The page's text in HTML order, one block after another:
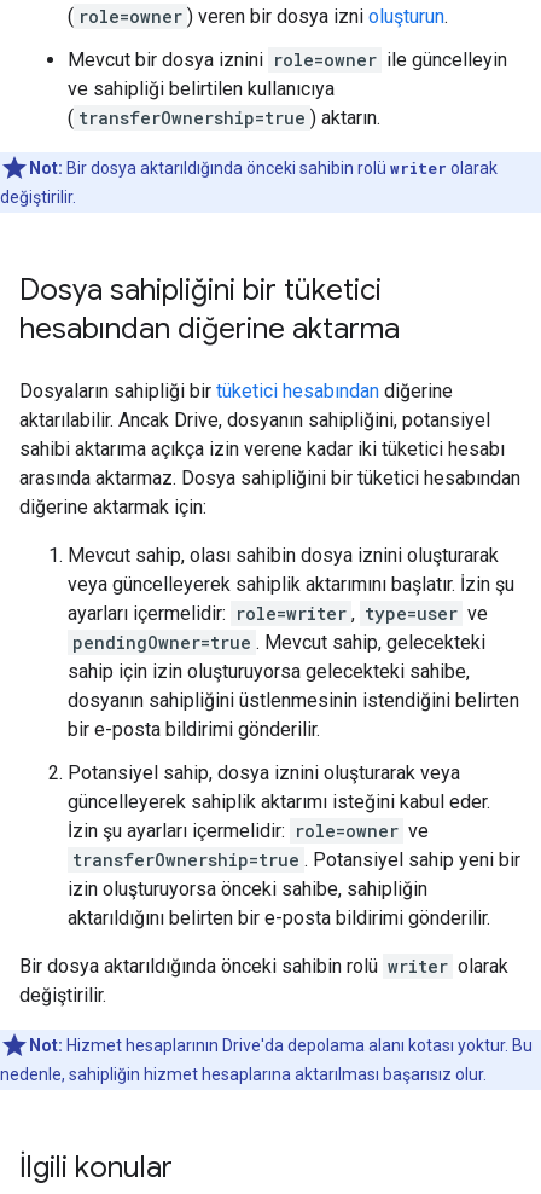
( role=owner ) veren bir dosya izni oluşturun.
Mevcut bir dosya iznini role=owner ile güncelleyin
ve sahipliği belirtilen kullanıcıya
( transferOwnership=true ) aktarın.
Not: Bir dosya aktarıldığında önceki sahibin rolü writer olarak
değiştirilir.
Dosya sahipliğini bir tüketici
hesabından diğerine aktarma
Dosyaların sahipliği bir tüketici hesabından diğerine
aktarılabilir. Ancak Drive, dosyanın sahipliğini, potansiyel
sahibi aktarıma açıkça izin verene kadar iki tüketici hesabı
arasında aktarmaz. Dosya sahipliğini bir tüketici hesabından
diğerine aktarmak için:
Mevcut sahip, olası sahibin dosya iznini oluşturarak
veya güncelleyerek sahiplik aktarımını başlatır. İzin şu
ayarları içermelidir: role=writer , type=user ve
pendingOwner=true . Mevcut sahip, gelecekteki
sahip için izin oluşturuyorsa gelecekteki sahibe,
dosyanın sahipliğini üstlenmesinin istendiğini belirten
bir e-posta bildirimi gönderilir.
Potansiyel sahip, dosya iznini oluşturarak veya
güncelleyerek sahiplik aktarımı isteğini kabul eder.
İzin şu ayarları içermelidir: role=owner ve
transferOwnership=true . Potansiyel sahip yeni bir
izin oluşturuyorsa önceki sahibe, sahipliğin
aktarıldığını belirten bir e-posta bildirimi gönderilir.
Bir dosya aktarıldığında önceki sahibin rolü writer olarak
değiştirilir.
Not: Hizmet hesaplarının Drive'da depolama alanı kotası yoktur. Bu
nedenle, sahipliğin hizmet hesaplarına aktarılması başarısız olur.
İlgili konular